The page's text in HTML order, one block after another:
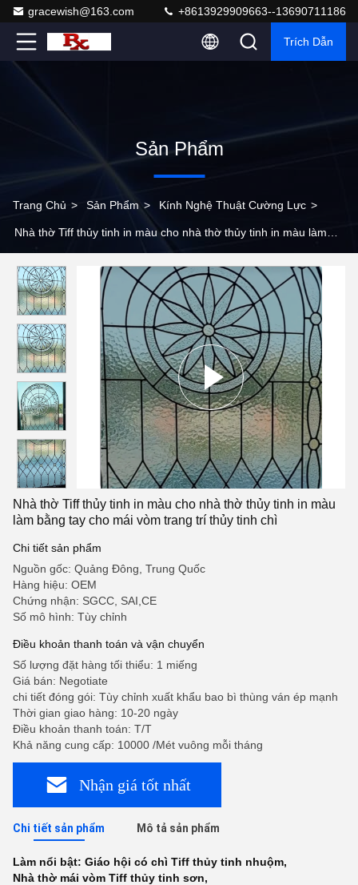
gracewish@163.com +8613929909663--13690711186
Trích Dẫn
Sản Phẩm
Trang Chủ > Sản Phẩm > Kính Nghệ Thuật Cường Lực >
Nhà thờ Tiff thủy tinh in màu cho nhà thờ thủy tinh in màu làm
Nhà thờ Tiff thủy tinh in màu cho nhà thờ thủy tinh in màu
làm bằng tay cho mái vòm trang trí thủy tinh chì
Chi tiết sản phẩm
Nguồn gốc: Quảng Đông, Trung Quốc
Hàng hiệu: OEM
Chứng nhận: SGCC, SAI,CE
Số mô hình: Tùy chỉnh
Điều khoản thanh toán và vận chuyển
Số lượng đặt hàng tối thiểu: 1 miếng
Giá bán: Negotiate
chi tiết đóng gói: Tùy chỉnh xuất khẩu bao bì thùng ván ép mạnh
Thời gian giao hàng: 10-20 ngày
Điều khoản thanh toán: T/T
Khả năng cung cấp: 10000 /Mét vuông mỗi tháng
Nhận giá tốt nhất
Chi tiết sản phẩm Mô tả sản phẩm
Làm nổi bật: Giáo hội có chì Tiff thủy tinh nhuộm,
Nhà thờ mái vòm Tiff thủy tinh sơn,